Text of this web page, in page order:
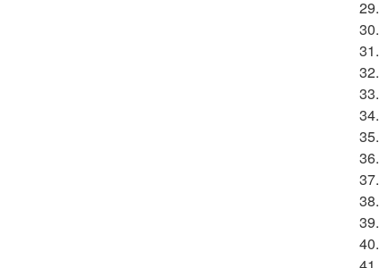
29.
30.
31.
32.
33.
34.
35.
36.
37.
38.
39.
40.